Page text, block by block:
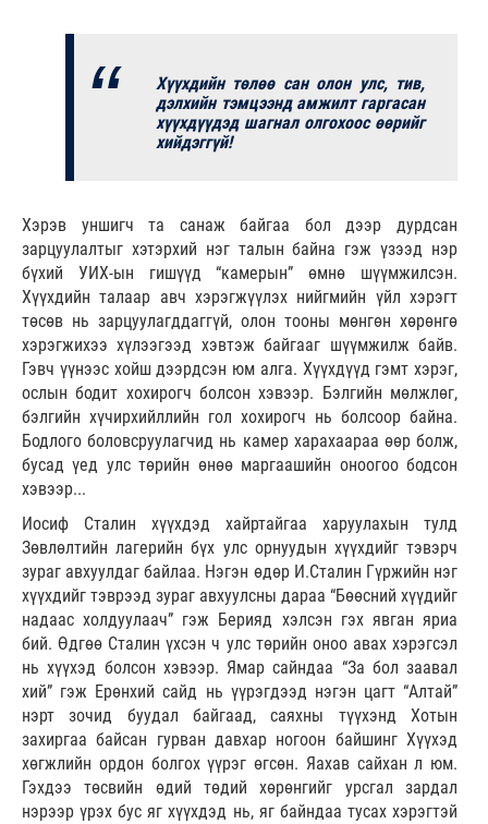
Хүүхдийн төлөө сан олон улс, тив,
дэлхийн тэмцээнд амжилт гаргасан
хүүхдүүдэд шагнал олгохоос өөрийг
хийдэггүй!
Хэрэв уншигч та санаж байгаа бол дээр дурдсан
зарцуулалтыг хэтэрхий нэг талын байна гэж үзээд нэр
бүхий УИХ-ын гишүүд “камерын” өмнө шүүмжилсэн.
Хүүхдийн талаар авч хэрэгжүүлэх нийгмийн үйл хэрэгт
төсөв нь зарцуулагддаггүй, олон тооны мөнгөн хөрөнгө
хэрэгжихээ хүлээгээд хэвтэж байгааг шүүмжилж байв.
Гэвч үүнээс хойш дээрдсэн юм алга. Хүүхдүүд гэмт хэрэг,
ослын бодит хохирогч болсон хэвээр. Бэлгийн мөлжлөг,
бэлгийн хүчирхийллийн гол хохирогч нь болсоор байна.
Бодлого боловсруулагчид нь камер харахаараа өөр болж,
бусад үед улс төрийн өнөө маргаашийн оноогоо бодсон
хэвээр...
Иосиф Сталин хүүхдэд хайртайгаа харуулахын тулд
Зөвлөлтийн лагерийн бүх улс орнуудын хүүхдийг тэвэрч
зураг авхуулдаг байлаа. Нэгэн өдөр И.Сталин Гүржийн нэг
хүүхдийг тэврээд зураг авхуулсны дараа “Бөөсний хүүдийг
надаас холдуулаач” гэж Берияд хэлсэн гэх явган яриа
бий. Өдгөө Сталин үхсэн ч улс төрийн оноо авах хэрэгсэл
нь хүүхэд болсон хэвээр. Ямар сайндаа “За бол заавал
хий” гэж Ерөнхий сайд нь үүрэгдээд нэгэн цагт “Алтай”
нэрт зочид буудал байгаад, саяхны түүхэнд Хотын
захиргаа байсан гурван давхар ногоон байшинг Хүүхэд
хөгжлийн ордон болгох үүрэг өгсөн. Яахав сайхан л юм.
Гэхдээ төсвийн өдий төдий хөрөнгийг урсгал зардал
нэрээр үрэх бус яг хүүхдэд нь, яг байндаа тусах хэрэгтэй